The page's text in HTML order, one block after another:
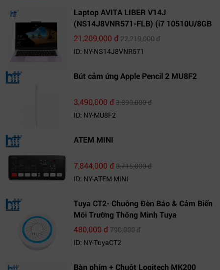
Laptop AVITA LIBER V14J
(NS14J8VNR571-FLB) (i7 10510U/8GB
RAM/1TB SSD/14.0 inch FHD/Win10)
21,209,000 đ22,219,000 đ
ID: NY-NS14J8VNR571
Bút cảm ứng Apple Pencil 2 MU8F2
3,490,000 đ3,890,000 đ
ID: NY-MU8F2
ATEM MINI
7,844,000 đ8,715,000 đ
ID: NY-ATEM MINI
Tuya CT2- Chuông Đèn Báo & Cảm Biến
Môi Trường Thông Minh Tuya
480,000 đ790,000 đ
ID: NY-TuyaCT2
Bàn phím + Chuột Logitech MK200